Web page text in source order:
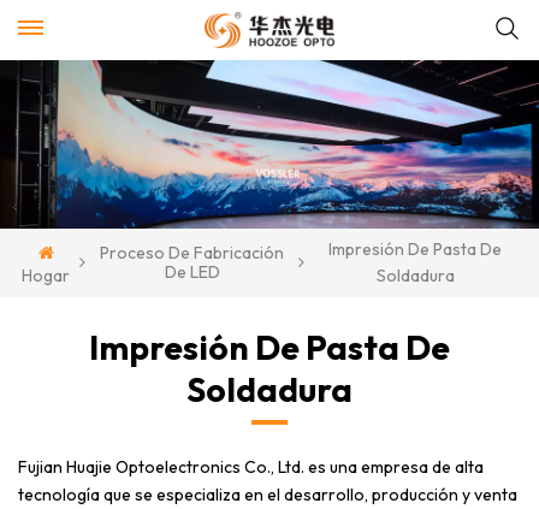
Hogar
Proceso De Fabricación
De LED
Impresión De Pasta De
Soldadura
Impresión De Pasta De
Soldadura
Fujian Huajie Optoelectronics Co., Ltd. es una empresa de alta
tecnología que se especializa en el desarrollo, producción y venta